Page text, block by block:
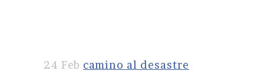
24 Feb camino al desastre